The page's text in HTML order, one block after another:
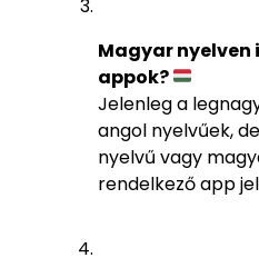
Magyar nyelven
appok?
Jelenleg a
angol nyelvűek,
nyelvű vagy
rendelkező app